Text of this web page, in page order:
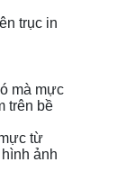
trục in
mà mực
trên bề
từ
ảnh